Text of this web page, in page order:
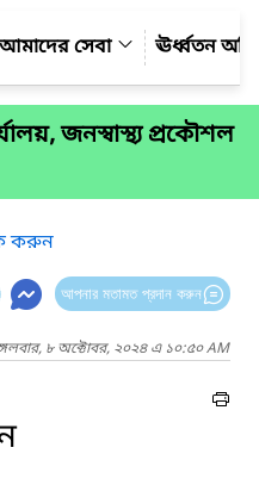
আমাদের সেবা ঊর্ধ্বতন
জনস্বাস্থ্য প্রকৌশল
করুন
আপনার মতামত প্রদান করুন
৮ অক্টোবর, ২০২৪ এ ১০:৫০ AM